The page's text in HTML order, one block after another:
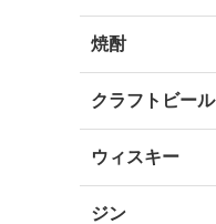
焼酎
クラフトビール
ウィスキー
ジン